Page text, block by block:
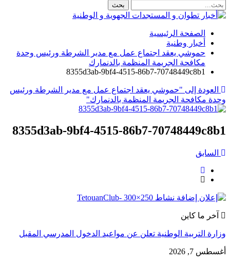
الصفحة الرئيسية
أخبار وطنية
حموشي يعقد اجتماع عمل مع مدير الشرطة ورئيس وحدة
مكافحة الجريمة المنظمة بالدنمارك
8355d3ab-9bf4-4515-86b7-70748449c8b1
العودة إلى "حموشي يعقد اجتماع عمل مع مدير الشرطة ورئيس
وحدة مكافحة الجريمة المنظمة بالدنمارك"
8355d3ab-9bf4-4515-86b7-70748449c8b1
السابق
آخر ما كاين
وزارة التربية الوطنية تعلن عن مواعيد الدخول المدرسي المقبل
أغسطس 7, 2026